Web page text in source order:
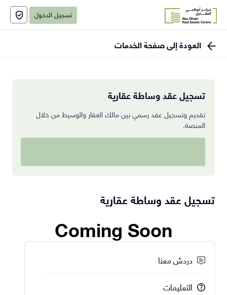
تسجيل الدخول
العودة إلى صفحة الخدمات
تسجيل عقد وساطة عقارية
تقديم وتسجيل عقد رسمي بين مالك العقار والوسيط من خلال
المنصة.
تسجيل عقد وساطة عقارية
Coming Soon
دردش معنا
التعليمات